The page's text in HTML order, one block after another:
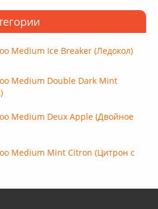
Medium Ice Breaker (Ледокол)
Medium Double Dark Mint
Medium Deux Apple (Двойное
Medium Mint Citron (Цитрон с